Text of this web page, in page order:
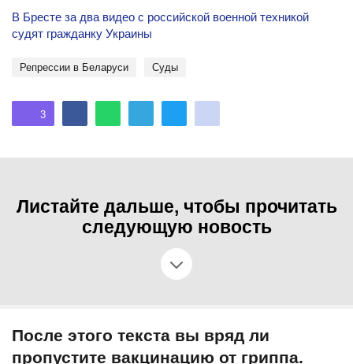
В Бресте за два видео с российской военной техникой
судят гражданку Украины
репрессии в Беларуси Суды
3
Листайте дальше, чтобы прочитать
следующую новость